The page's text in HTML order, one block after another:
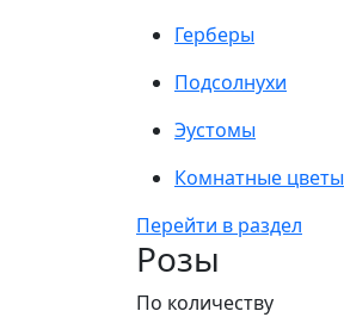
Герберы
Подсолнухи
Эустомы
Комнатные цветы
Перейти в раздел
Розы
По количеству